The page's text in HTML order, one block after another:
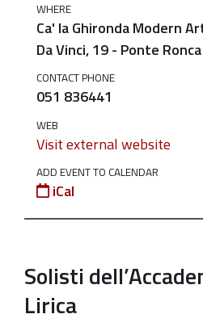
Francia,
cavallo
due
secoli
2024-
07-
20T21:00:00+02:00
2024-
20T23:00:00+02:00
Sabato
20
WHERE
Ca' la Ghironda Modern
Da Vinci, 19 - Ponte
CONTACT PHONE
051 836441
WEB
Visit external website
ADD EVENT TO CALENDAR
iCal
Solisti
Lirica